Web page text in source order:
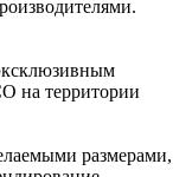
на территории
размерами,